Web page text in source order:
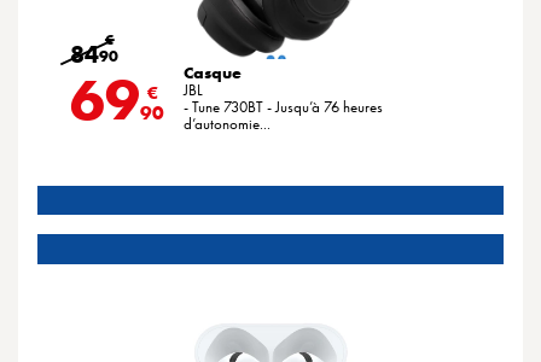
84 €
90
69 €
90
Casque
JBL
- Tune 730BT - Jusqu’à 76 heures
d’autonomie...